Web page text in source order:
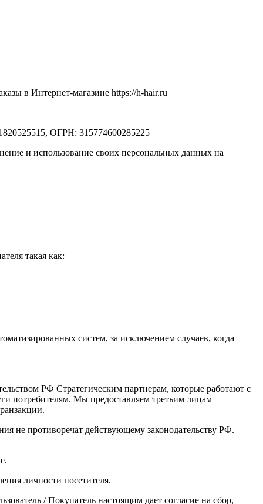
в Интернет-магазине https://h-hair.ru
ОГРН: 315774600285225
и использование своих персональных данных на
такая как:
систем, за исключением случаев, когда
РФ Стратегическим партнерам, которые работают с
потребителям. Мы предоставляем третьим лицам
не противоречат действующему законодательству РФ.
личности посетителя.
/ Покупатель настоящим дает согласие на сбор,